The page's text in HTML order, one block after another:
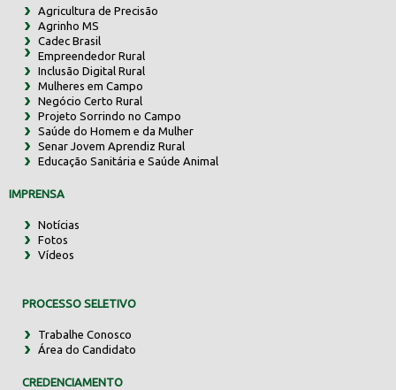
Agricultura de Precisão
Agrinho MS
Cadec Brasil
Empreendedor Rural
Inclusão Digital Rural
Mulheres em Campo
Negócio Certo Rural
Projeto Sorrindo no Campo
Saúde do Homem e da Mulher
Senar Jovem Aprendiz Rural
Educação Sanitária e Saúde Animal
IMPRENSA
Notícias
Fotos
Vídeos
PROCESSO SELETIVO
Trabalhe Conosco
Área do Candidato
CREDENCIAMENTO